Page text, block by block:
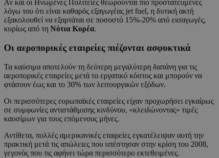
Αν και οι Ηνωμένες Πολιτείες θεωρούνται πιο προστατευμένες
λόγω του ότι είναι καθαρός εξαγωγέας jet fuel, η δυτική ακτή
εξακολουθεί να εξαρτάται σε ποσοστό 15%-20% από εισαγωγές,
κυρίως από τη Νότια Κορέα.
Οι αεροπορικές εταιρείες πιέζονται ασφυκτικά
Τα καύσιμα αποτελούν τη δεύτερη μεγαλύτερη δαπάνη για τις
αεροπορικές εταιρείες μετά το εργατικό κόστος και μπορούν να
φτάσουν έως και το 30% των λειτουργικών εξόδων.
Οι περισσότερες ευρωπαϊκές εταιρείες είχαν προχωρήσει εγκαίρως
σε συμφωνίες αντιστάθμισης κινδύνου, «κλειδώνοντας» τιμές
καυσίμων για τους επόμενους μήνες.
Αντίθετα, πολλές αμερικανικές εταιρείες εγκατέλειψαν αυτή την
πρακτική μετά τις απώλειες που υπέστησαν στην κρίση του 2008,
γεγονός που τις αφήνει τώρα περισσότερο εκτεθειμένες.